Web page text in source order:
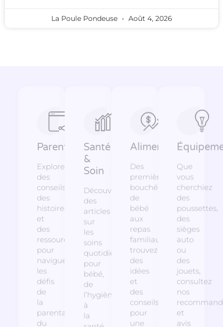
La Poule Pondeuse Août 4, 2026
Parentalité
Explorez
des
conseils,
des
histoires
et
des
ressources
pour
naviguer
les
défis
de
la
parentalité,
du
Santé
&
Soin
Découvrez
des
articles
sur
les
soins
quotidiens
pour
bébé,
de
l’hygiène
à
la
Alimentation
Des
premières
bouchées
de
bébé
aux
repas
familiaux,
trouvez
des
idées
et
des
conseils
pour
une
Que
vous
cherchiez
des
poussettes,
des
sièges
auto
ou
des
jouets,
consultez
nos
et
avis